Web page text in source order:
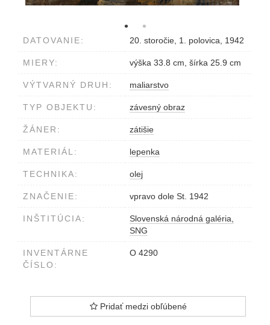
DATOVANIE: 20. storočie, 1. polovica, 1942
MIERY: výška 33.8 cm, šírka 25.9 cm
VÝTVARNÝ DRUH: maliarstvo
TYP OBJEKTU: závesný obraz
ŽÁNER: zátišie
MATERIÁL: lepenka
TECHNIKA: olej
ZNAČENIE: vpravo dole St. 1942
INŠTITÚCIA:
Slovenská národná galéria,
SNG
INVENTÁRNE
ČÍSLO:
O 4290
Pridať medzi obľúbené